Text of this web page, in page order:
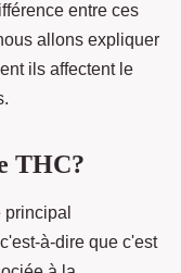
entre ces
allons expliquer
ils affectent le
THC?
à-dire que c'est